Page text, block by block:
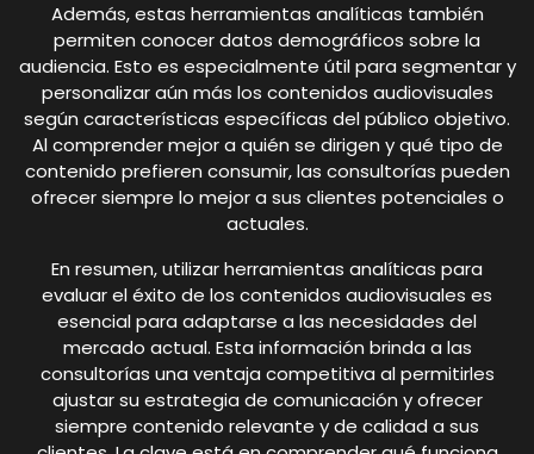
Además, estas herramientas analíticas también
permiten conocer datos demográficos sobre la
audiencia. Esto es especialmente útil para segmentar y
personalizar aún más los contenidos audiovisuales
según características específicas del público objetivo.
Al comprender mejor a quién se dirigen y qué tipo de
contenido prefieren consumir, las consultorías pueden
ofrecer siempre lo mejor a sus clientes potenciales o
actuales.
En resumen, utilizar herramientas analíticas para
evaluar el éxito de los contenidos audiovisuales es
esencial para adaptarse a las necesidades del
mercado actual. Esta información brinda a las
consultorías una ventaja competitiva al permitirles
ajustar su estrategia de comunicación y ofrecer
siempre contenido relevante y de calidad a sus